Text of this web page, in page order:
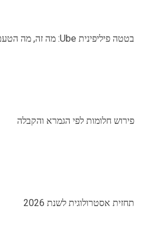
בטטה פיליפינית Ube: מה זה, מה הטעם ואיך משתמשים
פירוש חלומות לפי הגמרא והקבלה
תחזית אסטרולוגית לשנת 2026